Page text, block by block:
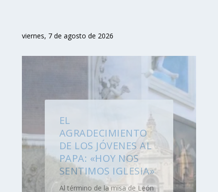
viernes, 7 de agosto de 2026
EN ASÍS, LEÓN XIV
INVITA A LOS
JÓVENES A
«CONSTRUIR LA
CIVILIZACIÓN DEL
AMOR»